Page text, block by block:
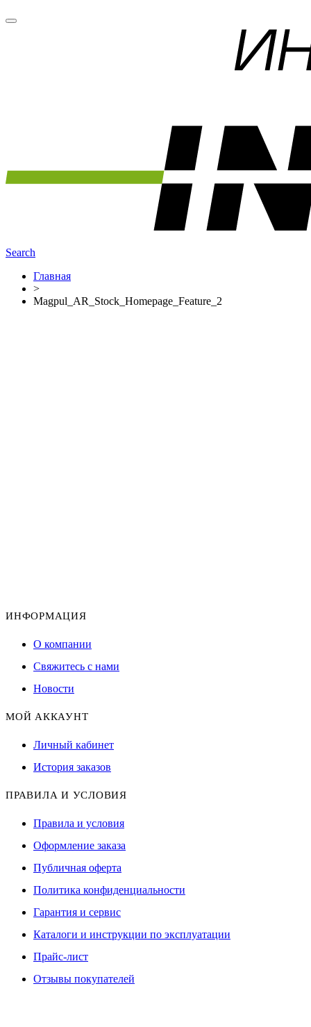
Search
Главная
>
Magpul_AR_Stock_Homepage_Feature_2
ИНФОРМАЦИЯ
О компании
Свяжитесь с нами
Новости
МОЙ АККАУНТ
Личный кабинет
История заказов
ПРАВИЛА И УСЛОВИЯ
Правила и условия
Оформление заказа
Публичная оферта
Политика конфиденциальности
Гарантия и сервис
Каталоги и инструкции по эксплуатации
Прайс-лист
Отзывы покупателей